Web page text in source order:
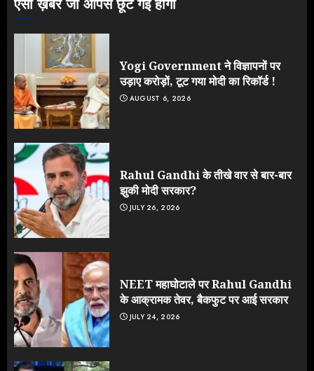
ऐसी ख़बरें जो आपसे छूट गई होंगी
Yogi Government ने विज्ञापनों पर
उड़ाए करोड़ों, टूट गया मोदी का रिकॉर्ड !
AUGUST 6, 2026
Rahul Gandhi के तीखे वार से बार-बार
झुकी मोदी सरकार?
JULY 26, 2026
NEET महाघोटाले पर Rahul Gandhi
के आक्रामक तेवर, बैकफुट पर आई सरकार
JULY 24, 2026